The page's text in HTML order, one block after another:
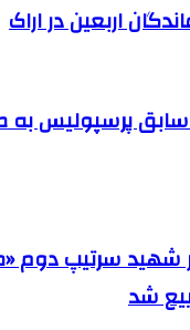
اربعین در اراک
سابق پرسپولیس
شهید سرتیپ دوم
شد